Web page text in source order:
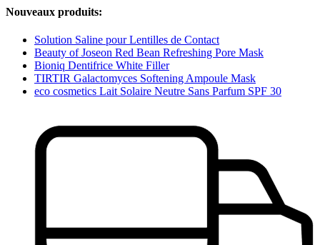
Nouveaux produits:
Solution Saline pour Lentilles de Contact
Beauty of Joseon Red Bean Refreshing Pore Mask
Bioniq Dentifrice White Filler
TIRTIR Galactomyces Softening Ampoule Mask
eco cosmetics Lait Solaire Neutre Sans Parfum SPF 30